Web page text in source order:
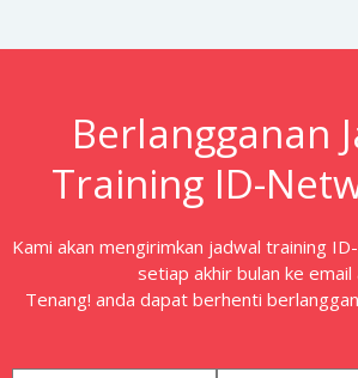
Berlangganan
Training ID-
Kami akan mengirimkan jadwal training
setiap akhir bulan ke email
Tenang! anda dapat berhenti